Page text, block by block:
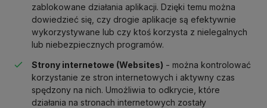
zablokowane działania aplikacji. Dzięki temu można
dowiedzieć się, czy drogie aplikacje są efektywnie
wykorzystywane lub czy ktoś korzysta z nielegalnych
lub niebezpiecznych programów.
Strony internetowe (Websites) - można kontrolować
korzystanie ze stron internetowych i aktywny czas
spędzony na nich. Umożliwia to odkrycie, które
działania na stronach internetowych zostały